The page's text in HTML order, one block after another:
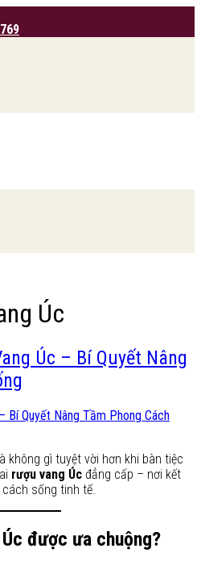
Úc
Úc – Bí Quyết Nâng
không gì tuyệt vời hơn khi bàn tiệc
rượu vang Úc đẳng cấp – nơi kết
sống tinh tế.
được ưa chuộng?